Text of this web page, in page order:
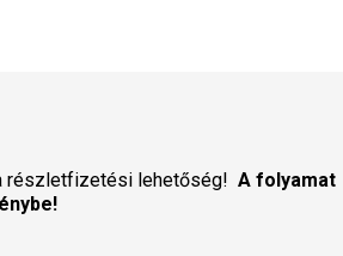
részletfizetési lehetőség! A folyamat